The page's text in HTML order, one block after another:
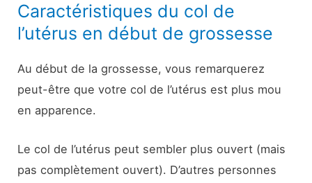
Caractéristiques du col de
l’utérus en début de grossesse
Au début de la grossesse, vous remarquerez
peut-être que votre col de l’utérus est plus mou
en apparence.
Le col de l’utérus peut sembler plus ouvert (mais
pas complètement ouvert). D’autres personnes